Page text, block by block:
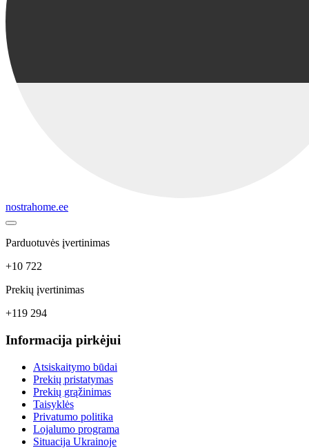
nostrahome.ee
Parduotuvės įvertinimas
+10 722
Prekių įvertinimas
+119 294
Informacija pirkėjui
Atsiskaitymo būdai
Prekių pristatymas
Prekių grąžinimas
Taisyklės
Privatumo politika
Lojalumo programa
Situacija Ukrainoje